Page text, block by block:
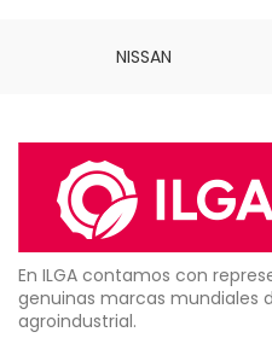
NISSAN
En ILGA contamos con
genuinas marcas mundiales
agroindustrial.